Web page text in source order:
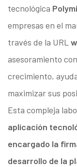
tecnológica
empresas en el
través de la URL
asesoramiento
crecimiento,
maximizar sus
Esta compleja
aplicación
encargado la
desarrollo de la